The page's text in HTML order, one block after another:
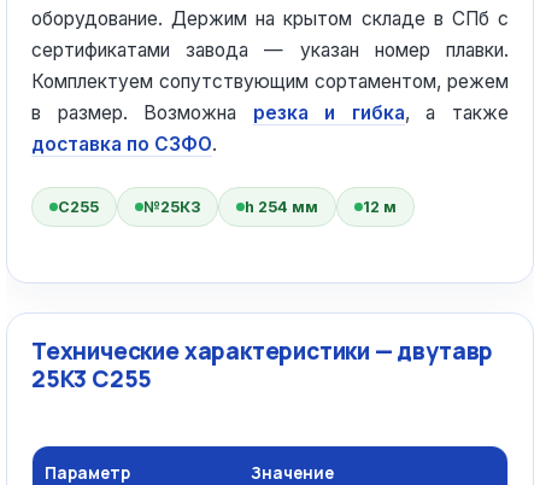
оборудование. Держим на крытом складе в СПб с
сертификатами завода — указан номер плавки.
Комплектуем сопутствующим сортаментом, режем
в размер. Возможна резка и гибка, а также
доставка по СЗФО.
С255 №25К3 h 254 мм 12 м
Технические характеристики — двутавр
25К3 С255
Параметр Значение